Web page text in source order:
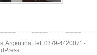
Argentina. Tel: 0379-4420071 -
.